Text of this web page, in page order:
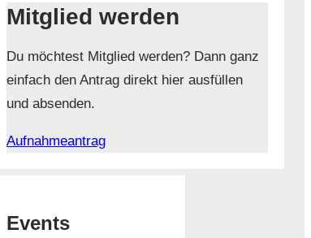
Mitglied werden
Du möchtest Mitglied werden? Dann ganz
einfach den Antrag direkt hier ausfüllen
und absenden.
Aufnahmeantrag
Events